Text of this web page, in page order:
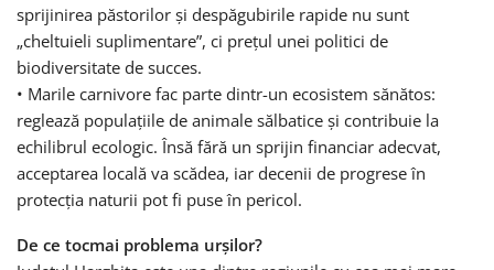
sprijinirea păstorilor și despăgubirile rapide nu sunt
„cheltuieli suplimentare”, ci prețul unei politici de
biodiversitate de succes.
• Marile carnivore fac parte dintr-un ecosistem sănătos:
reglează populațiile de animale sălbatice și contribuie la
echilibrul ecologic. Însă fără un sprijin financiar adecvat,
acceptarea locală va scădea, iar decenii de progrese în
protecția naturii pot fi puse în pericol.
De ce tocmai problema urșilor?